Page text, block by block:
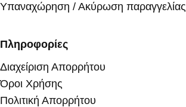
Υπαναχώρηση / Ακύρωση παραγγελίας
Πληροφορίες
Διαχείριση Απορρήτου
Όροι Χρήσης
Πολιτική Απορρήτου